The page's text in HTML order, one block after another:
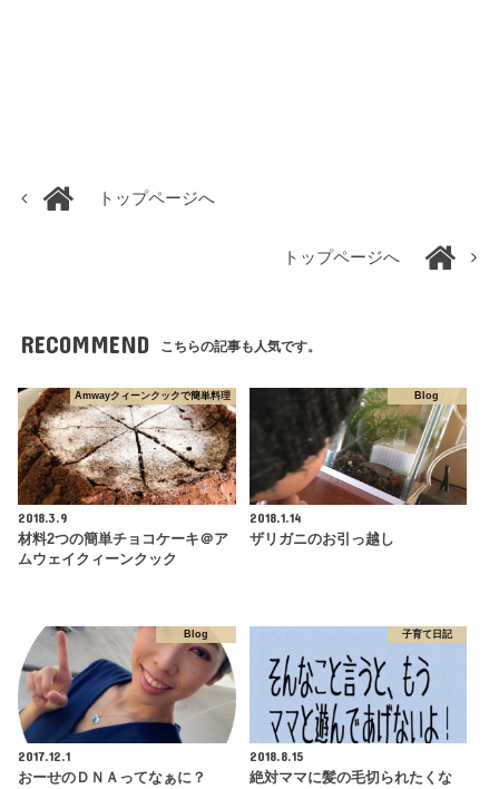
トップページへ
トップページへ
RECOMMEND こちらの記事も人気です。
Amwayクィーンクックで簡単料理
2018.3.9
材料2つの簡単チョコケーキ＠ア
ムウェイクィーンクック
Blog
2018.1.14
ザリガニのお引っ越し
Blog
2017.12.1
おーせのＤＮＡってなぁに？
子育て日記
2018.8.15
絶対ママに髪の毛切られたくな